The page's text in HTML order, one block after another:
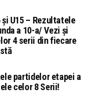
U15 – Rezultatele
a 10-a/ Vezi și
4 serii din fiecare
partidelor etapei a
celor 8 Serii!